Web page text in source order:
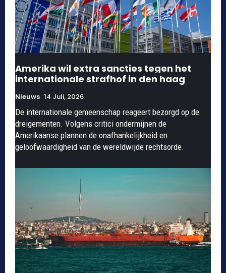
Amerika wil extra sancties tegen het
internationale strafhof in den haag
Nieuws 14 Juli, 2026
De internationale gemeenschap reageert bezorgd op de
dreigementen. Volgens critici ondermijnen de
Amerikaanse plannen de onafhankelijkheid en
geloofwaardigheid van de wereldwijde rechtsorde.